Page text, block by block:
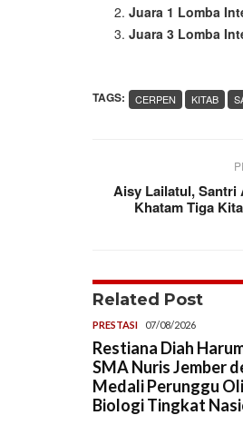
Juara 1 Lomba
Juara 3 Lomba
TAGS: CERPEN KITAB
Aisy Lailatul, Santri
Khatam Tiga
Related Post
PRESTASI 07/08/2026
Restiana Diah
SMA Nuris Jember
Medali Perunggu
Biologi Tingkat